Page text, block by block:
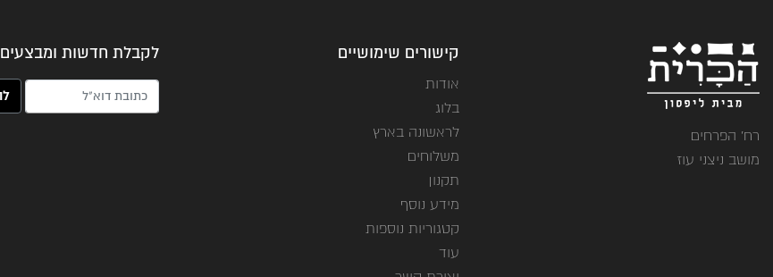
רח' הפרחים
מושב ניצני עוז
קישורים שימושיים
אודות
בלוג
לראשונה בארץ
משלוחים
תקנון
מידע נוסף
קטגוריות נוספות
עוד
לקבלת חדשות ומבצעים
האימייל שלך (חובה)